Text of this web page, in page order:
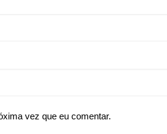
vez que eu comentar.